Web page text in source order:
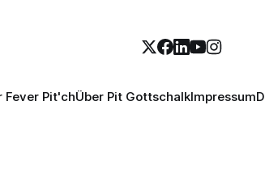
Fever Pit'chÜber Pit GottschalkImpressum